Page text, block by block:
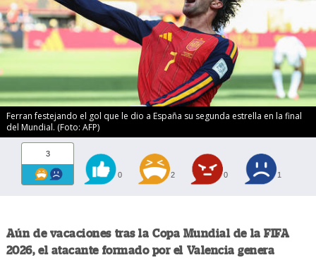
Ferran festejando el gol que le dio a España su segunda estrella en la final
del Mundial. (Foto: AFP)
3
0 2 0 1
Aún de vacaciones tras la Copa Mundial de la FIFA
2026, el atacante formado por el Valencia genera